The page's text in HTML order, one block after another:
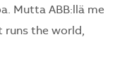
Mutta ABB:llä me
runs the world,